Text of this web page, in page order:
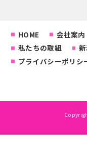
HOME 会社案内
私たちの取組
プライバシーポリシ